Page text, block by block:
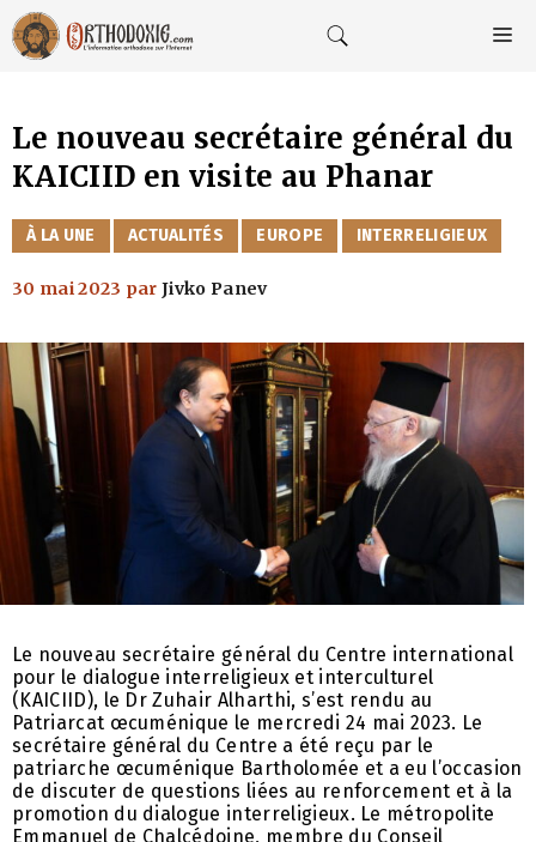
Aller
au
contenu
Le nouveau secrétaire général du
KAICIID en visite au Phanar
CATÉGORIES
À LA UNE ACTUALITÉS EUROPE INTERRELIGIEUX
30 mai 2023 parJivko Panev
Le nouveau secrétaire général du Centre international
pour le dialogue interreligieux et interculturel
(KAICIID), le Dr Zuhair Alharthi, s’est rendu au
Patriarcat œcuménique le mercredi 24 mai 2023. Le
secrétaire général du Centre a été reçu par le
patriarche œcuménique Bartholomée et a eu l’occasion
de discuter de questions liées au renforcement et à la
promotion du dialogue interreligieux. Le métropolite
Emmanuel de Chalcédoine, membre du Conseil